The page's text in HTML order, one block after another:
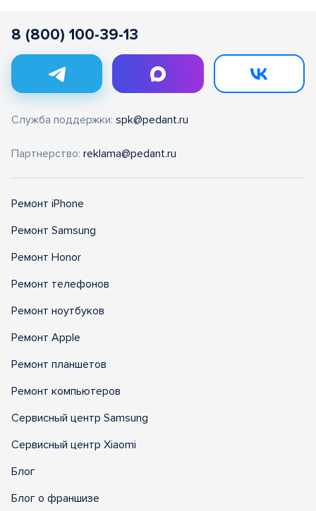
8 (800) 100-39-13
Служба поддержки: spk@pedant.ru
Партнерство: reklama@pedant.ru
Ремонт iPhone
Ремонт Samsung
Ремонт Honor
Ремонт телефонов
Ремонт ноутбуков
Ремонт Apple
Ремонт планшетов
Ремонт компьютеров
Сервисный центр Samsung
Сервисный центр Xiaomi
Блог
Блог о франшизе